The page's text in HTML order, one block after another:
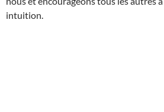
intuition.